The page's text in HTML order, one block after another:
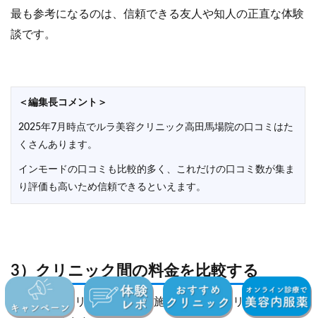
最も参考になるのは、信頼できる友人や知人の正直な体験
談です。
＜編集長コメント＞
2025年7月時点でルラ美容クリニック高田馬場院の口コミはた
くさんあります。
インモードの口コミも比較的多く、これだけの口コミ数が集ま
り評価も高いため信頼できるといえます。
3）クリニック間の料金を比較する
インモードVリフティングの施術料金は、クリニックによ